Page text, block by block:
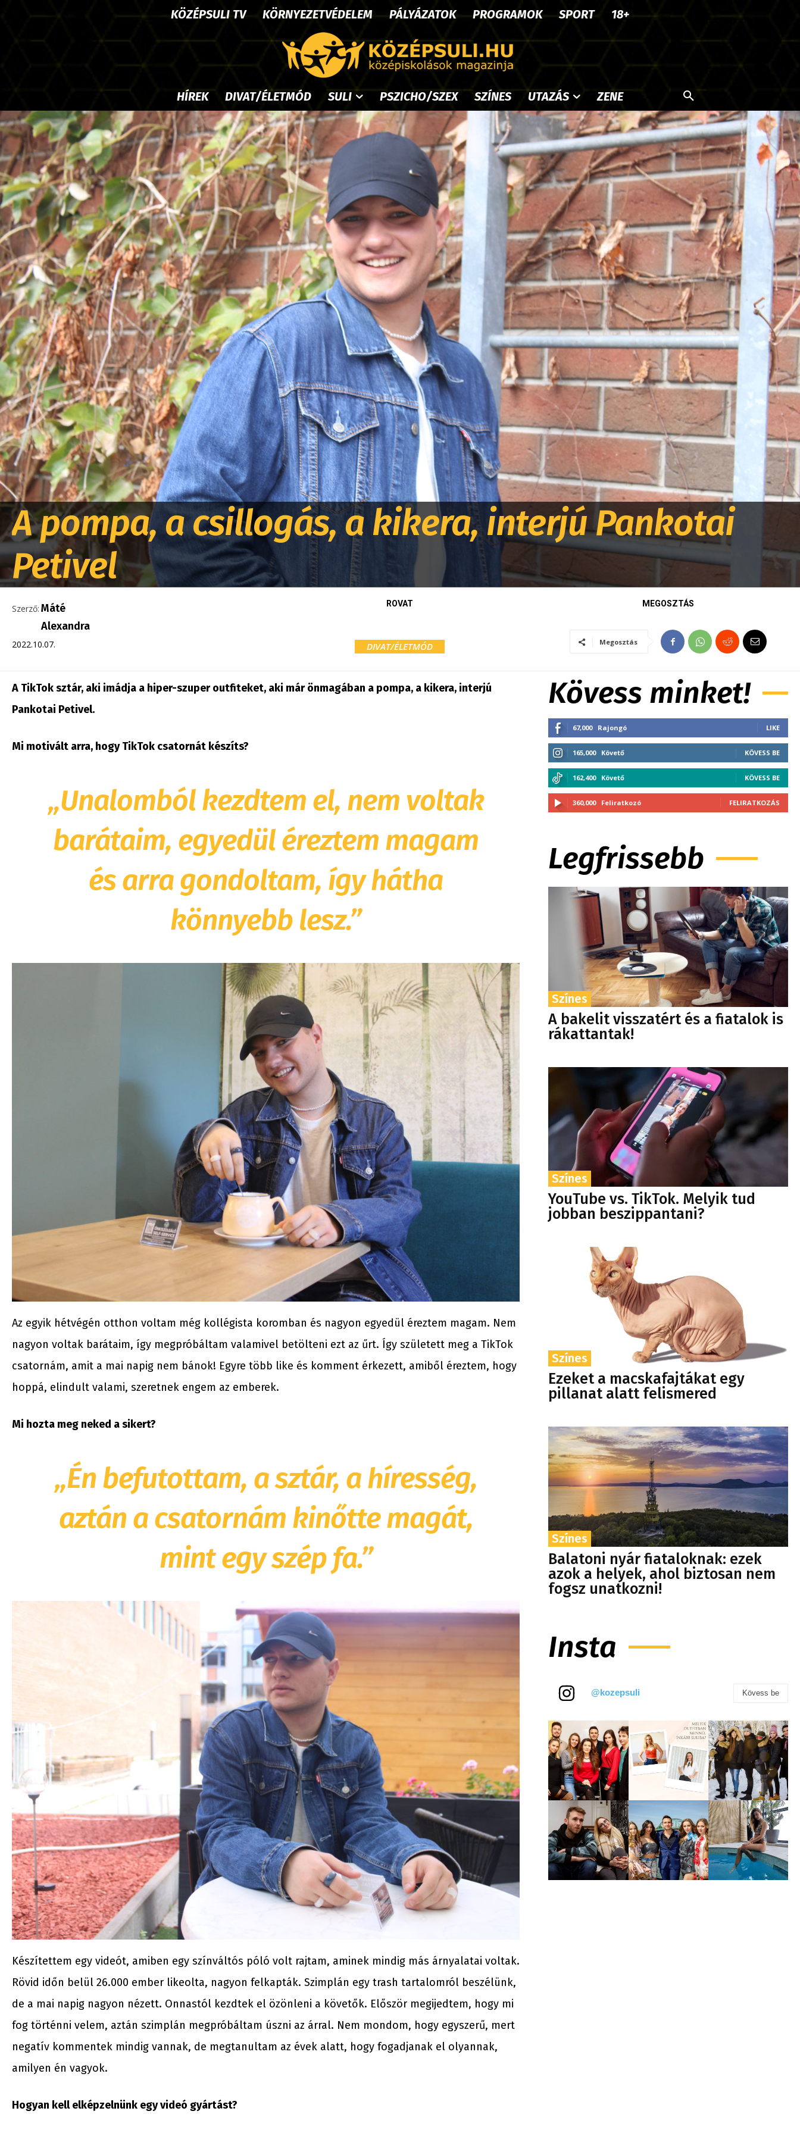
KÖZÉPSULI TV KÖRNYEZETVÉDELEM PÁLYÁZATOK PROGRAMOK SPORT 18+
HÍREK DIVAT/ÉLETMÓD SULI PSZICHO/SZEX SZÍNES UTAZÁS ZENE
A pompa, a csillogás, a kikera, interjú Pankotai
Petivel
Szerző: Máté
Alexandra
2022.10.07.
ROVAT
DIVAT/ÉLETMÓD
MEGOSZTÁS
Megosztás
A TikTok sztár, aki imádja a hiper-szuper outfiteket, aki már önmagában a pompa, a kikera, interjú
Pankotai Petivel.
Mi motivált arra, hogy TikTok csatornát készíts?
„Unalomból kezdtem el, nem voltak
barátaim, egyedül éreztem magam
és arra gondoltam, így hátha
könnyebb lesz.”
Az egyik hétvégén otthon voltam még kollégista koromban és nagyon egyedül éreztem magam. Nem
nagyon voltak barátaim, így megpróbáltam valamivel betölteni ezt az űrt. Így született meg a TikTok
csatornám, amit a mai napig nem bánok! Egyre több like és komment érkezett, amiből éreztem, hogy
hoppá, elindult valami, szeretnek engem az emberek.
Mi hozta meg neked a sikert?
„Én befutottam, a sztár, a híresség,
aztán a csatornám kinőtte magát,
mint egy szép fa.”
Készítettem egy videót, amiben egy színváltós póló volt rajtam, aminek mindig más árnyalatai voltak.
Rövid időn belül 26.000 ember likeolta, nagyon felkapták. Szimplán egy trash tartalomról beszélünk,
de a mai napig nagyon nézett. Onnastól kezdtek el özönleni a követők. Először megijedtem, hogy mi
fog történni velem, aztán szimplán megpróbáltam úszni az árral. Nem mondom, hogy egyszerű, mert
negatív kommentek mindig vannak, de megtanultam az évek alatt, hogy fogadjanak el olyannak,
amilyen én vagyok.
Hogyan kell elképzelnünk egy videó gyártást?
Kövess minket!
67,000 Rajongó LIKE
165,000 Követő KÖVESS BE
162,400 Követő KÖVESS BE
360,000 Feliratkozó FELIRATKOZÁS
Legfrissebb
Színes
A bakelit visszatért és a fiatalok is
rákattantak!
Színes
YouTube vs. TikTok. Melyik tud
jobban beszippantani?
Színes
Ezeket a macskafajtákat egy
pillanat alatt felismered
Színes
Balatoni nyár fiataloknak: ezek
azok a helyek, ahol biztosan nem
fogsz unatkozni!
Insta
@kozepsuli Kövess be